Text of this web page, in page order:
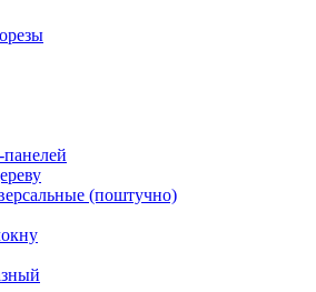
(поштучно)